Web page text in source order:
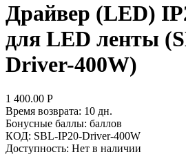
Драйвер (LED)
для LED ленты
Driver-400W)
1 400.00 Р
Время возврата: 10 дн.
Бонусные баллы: баллов
КОД: SBL-IP20-Driver-400W
Доступность: Нет в наличии